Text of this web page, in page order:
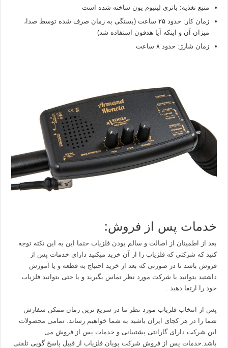
منبع تغذیه: باتری لیتیوم یون ساخته شده است
زمان کار: حدود ۲۵ ساعت (بستگی به زمان صرف شده توسط صدا،
میزان آن و اینکه آیا هدفون استفاده شد)
زمان شارژ: حدود ۸ ساعت
خدمات پس از فروش:
بعد از اطمینان از اصالت و سالم بودن فلزیاب حتما این به این نکته توجه
کنید که شرکتی که فلزیاب را از آن خرید میکنید دارای خدمات پس از
فروش باشد تا در صورتی که بعد از خرید احتیاج به قطعه و یا آموزش
داشتید بتوانید با شرکت مورد نظر تماس بگیرید و یا حتی بتوانید فلزیاب
خود را ارتقا دهید .
پس از انتخاب فلزیاب مورد نظر ما در سریع ترین زمان ممکن سفارش
شما را در هر کجای ایران باشید به شما خواهیم رساند. تمامی محصولات
این شرکت دارای گارانتی پشتیبانی و خدمات پس از فروش می
باشد.خدمات پس از فروش شرکت پویان فلزیاب از قبیل پاسخ گویی تلفنی